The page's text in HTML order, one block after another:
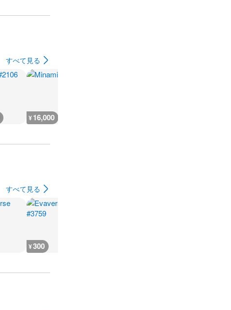
すべて見る
¥16,000
すべて見る
¥300